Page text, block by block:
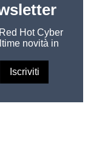
Hot Cyber
novità in